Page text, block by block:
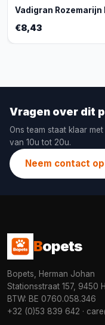
Vadigran
€8,43
Vragen over dit
Ons team staat klaar
van 10u tot 20u.
Neem contact op
Bopets
Bopets, Herman Johan
Stationsstraat 157, 9450
BTW: BE 0760.058.346
+32 (0)53 839 642 ·